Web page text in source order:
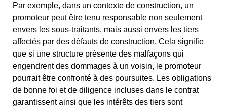
Par exemple, dans un contexte de construction, un
promoteur peut être tenu responsable non seulement
envers les sous-traitants, mais aussi envers les tiers
affectés par des défauts de construction. Cela signifie
que si une structure présente des malfaçons qui
engendrent des dommages à un voisin, le promoteur
pourrait être confronté à des poursuites. Les obligations
de bonne foi et de diligence incluses dans le contrat
garantissent ainsi que les intérêts des tiers sont